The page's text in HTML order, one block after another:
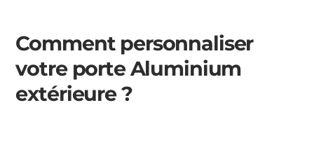
Comment personnaliser
votre porte Aluminium
extérieure ?